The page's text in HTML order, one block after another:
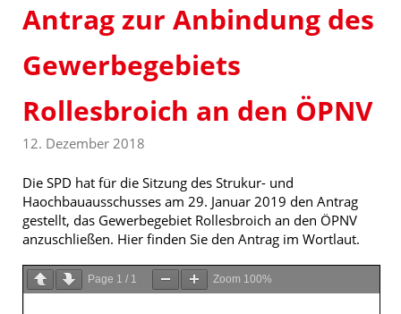
Antrag zur Anbindung des
Gewerbegebiets
Rollesbroich an den ÖPNV
12. Dezember 2018
Die SPD hat für die Sitzung des Strukur- und
Haochbauausschusses am 29. Januar 2019 den Antrag
gestellt, das Gewerbegebiet Rollesbroich an den ÖPNV
anzuschließen. Hier finden Sie den Antrag im Wortlaut.
Page 1 / 1 Zoom 100%